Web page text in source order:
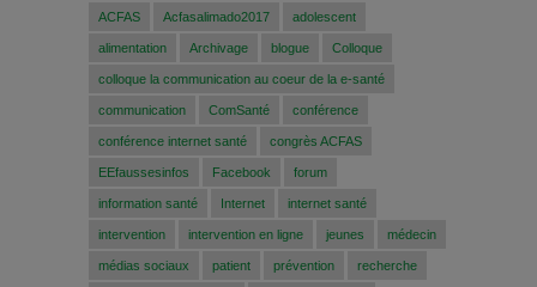
ACFAS Acfasalimado2017 adolescent
alimentation Archivage blogue Colloque
colloque la communication au coeur de la e-santé
communication ComSanté conférence
conférence internet santé congrès ACFAS
EEfaussesinfos Facebook forum
information santé Internet internet santé
intervention intervention en ligne jeunes médecin
médias sociaux patient prévention recherche